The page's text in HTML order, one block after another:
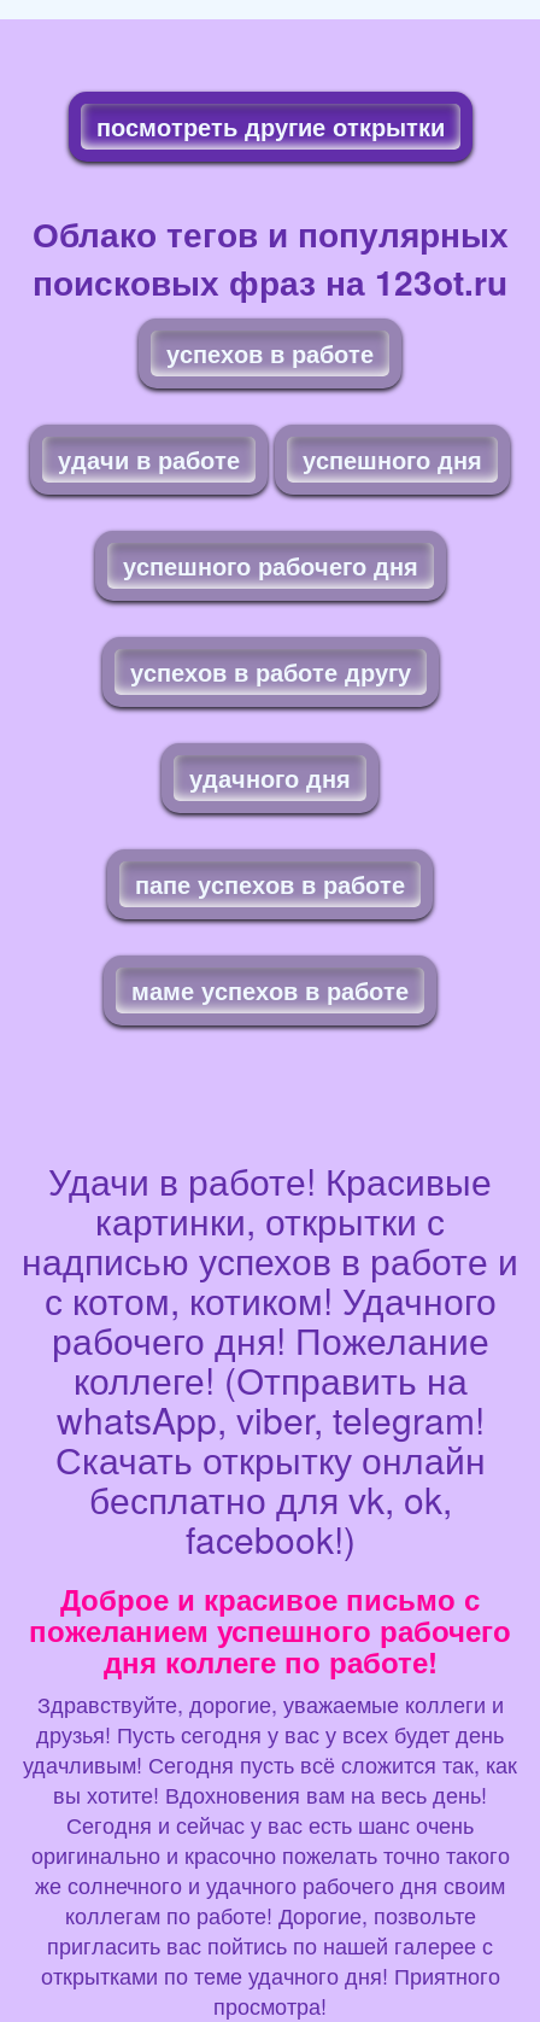
посмотреть другие открытки
Облако тегов и популярных
поисковых фраз на 123ot.ru
успехов в работе
удачи в работе успешного дня
успешного рабочего дня
успехов в работе другу
удачного дня
папе успехов в работе
маме успехов в работе
Удачи в работе! Красивые
картинки, открытки с
надписью успехов в работе и
с котом, котиком! Удачного
рабочего дня! Пожелание
коллеге! (Отправить на
whatsApp, viber, telegram!
Скачать открытку онлайн
бесплатно для vk, ok,
facebook!)
Доброе и красивое письмо с
пожеланием успешного рабочего
дня коллеге по работе!
Здравствуйте, дорогие, уважаемые коллеги и
друзья! Пусть сегодня у вас у всех будет день
удачливым! Сегодня пусть всё сложится так, как
вы хотите! Вдохновения вам на весь день!
Сегодня и сейчас у вас есть шанс очень
оригинально и красочно пожелать точно такого
же солнечного и удачного рабочего дня своим
коллегам по работе! Дорогие, позвольте
пригласить вас пойтись по нашей галерее с
открытками по теме удачного дня! Приятного
просмотра!